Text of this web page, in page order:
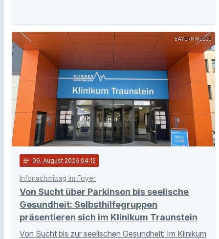
BAYERNWELLE
notes 06. August 2026 04:12
Infonachmittag im Foyer
Von Sucht über Parkinson bis seelische
Gesundheit: Selbsthilfegruppen
präsentieren sich im Klinikum Traunstein
Von Sucht bis zur seelischen Gesundheit: Im Klinikum